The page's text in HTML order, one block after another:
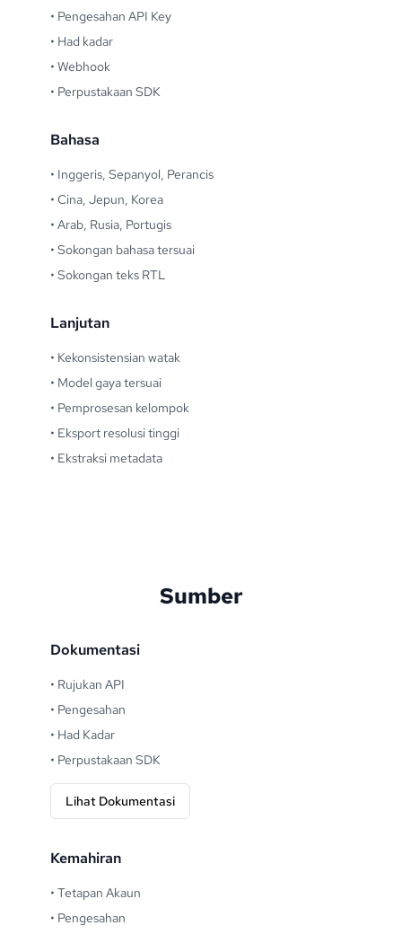
• Pengesahan API Key
• Had kadar
• Webhook
• Perpustakaan SDK
Bahasa
• Inggeris, Sepanyol, Perancis
• Cina, Jepun, Korea
• Arab, Rusia, Portugis
• Sokongan bahasa tersuai
• Sokongan teks RTL
Lanjutan
• Kekonsistensian watak
• Model gaya tersuai
• Pemprosesan kelompok
• Eksport resolusi tinggi
• Ekstraksi metadata
Sumber
Dokumentasi
• Rujukan API
• Pengesahan
• Had Kadar
• Perpustakaan SDK
Lihat Dokumentasi
Kemahiran
• Tetapan Akaun
• Pengesahan